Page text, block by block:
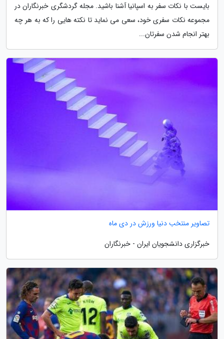
بایست با نکات سفر به اسپانیا آشنا باشید. مجله گردشگری خبرنگاران در
مجموعه نکات سفری خود، سعی می نماید تا نکته هایی را که به هر چه
بهتر انجام شدن سفرتان...
تصاویر منتخب دنیا ورزش در دی ماه
خبرگزاری دانشجویان ایران - خبرنگاران